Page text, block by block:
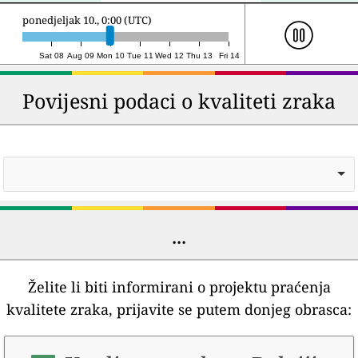
13 Temse
13
Haaltert
48 12 Maaseik
12 Lille
50 11 Ans
Sint-Katelijne-
47 7
Kortrijk
48
8
Tessenderlo
49
8
Bilzen
50
8 Brasschaat
Sat 08 Aug 09 Mon 10 Tue 11 Wed 12 Thu 13 Fri 14
ponedjeljak 10., 22:00 (UTC)
Povijesni podaci o kvaliteti zraka
...
Želite li biti informirani o projektu praćenja
kvalitete zraka, prijavite se putem donjeg obrasca: